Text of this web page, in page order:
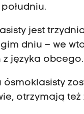
jest
dniu – we
języka
ósmoklasisty
otrzymają